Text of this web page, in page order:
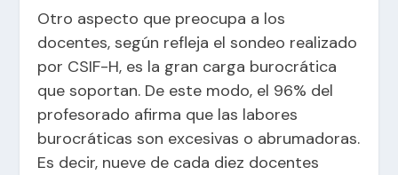
Otro aspecto que preocupa a los
docentes, según refleja el sondeo realizado
por CSIF-H, es la gran carga burocrática
que soportan. De este modo, el 96% del
profesorado afirma que las labores
burocráticas son excesivas o abrumadoras.
Es decir, nueve de cada diez docentes